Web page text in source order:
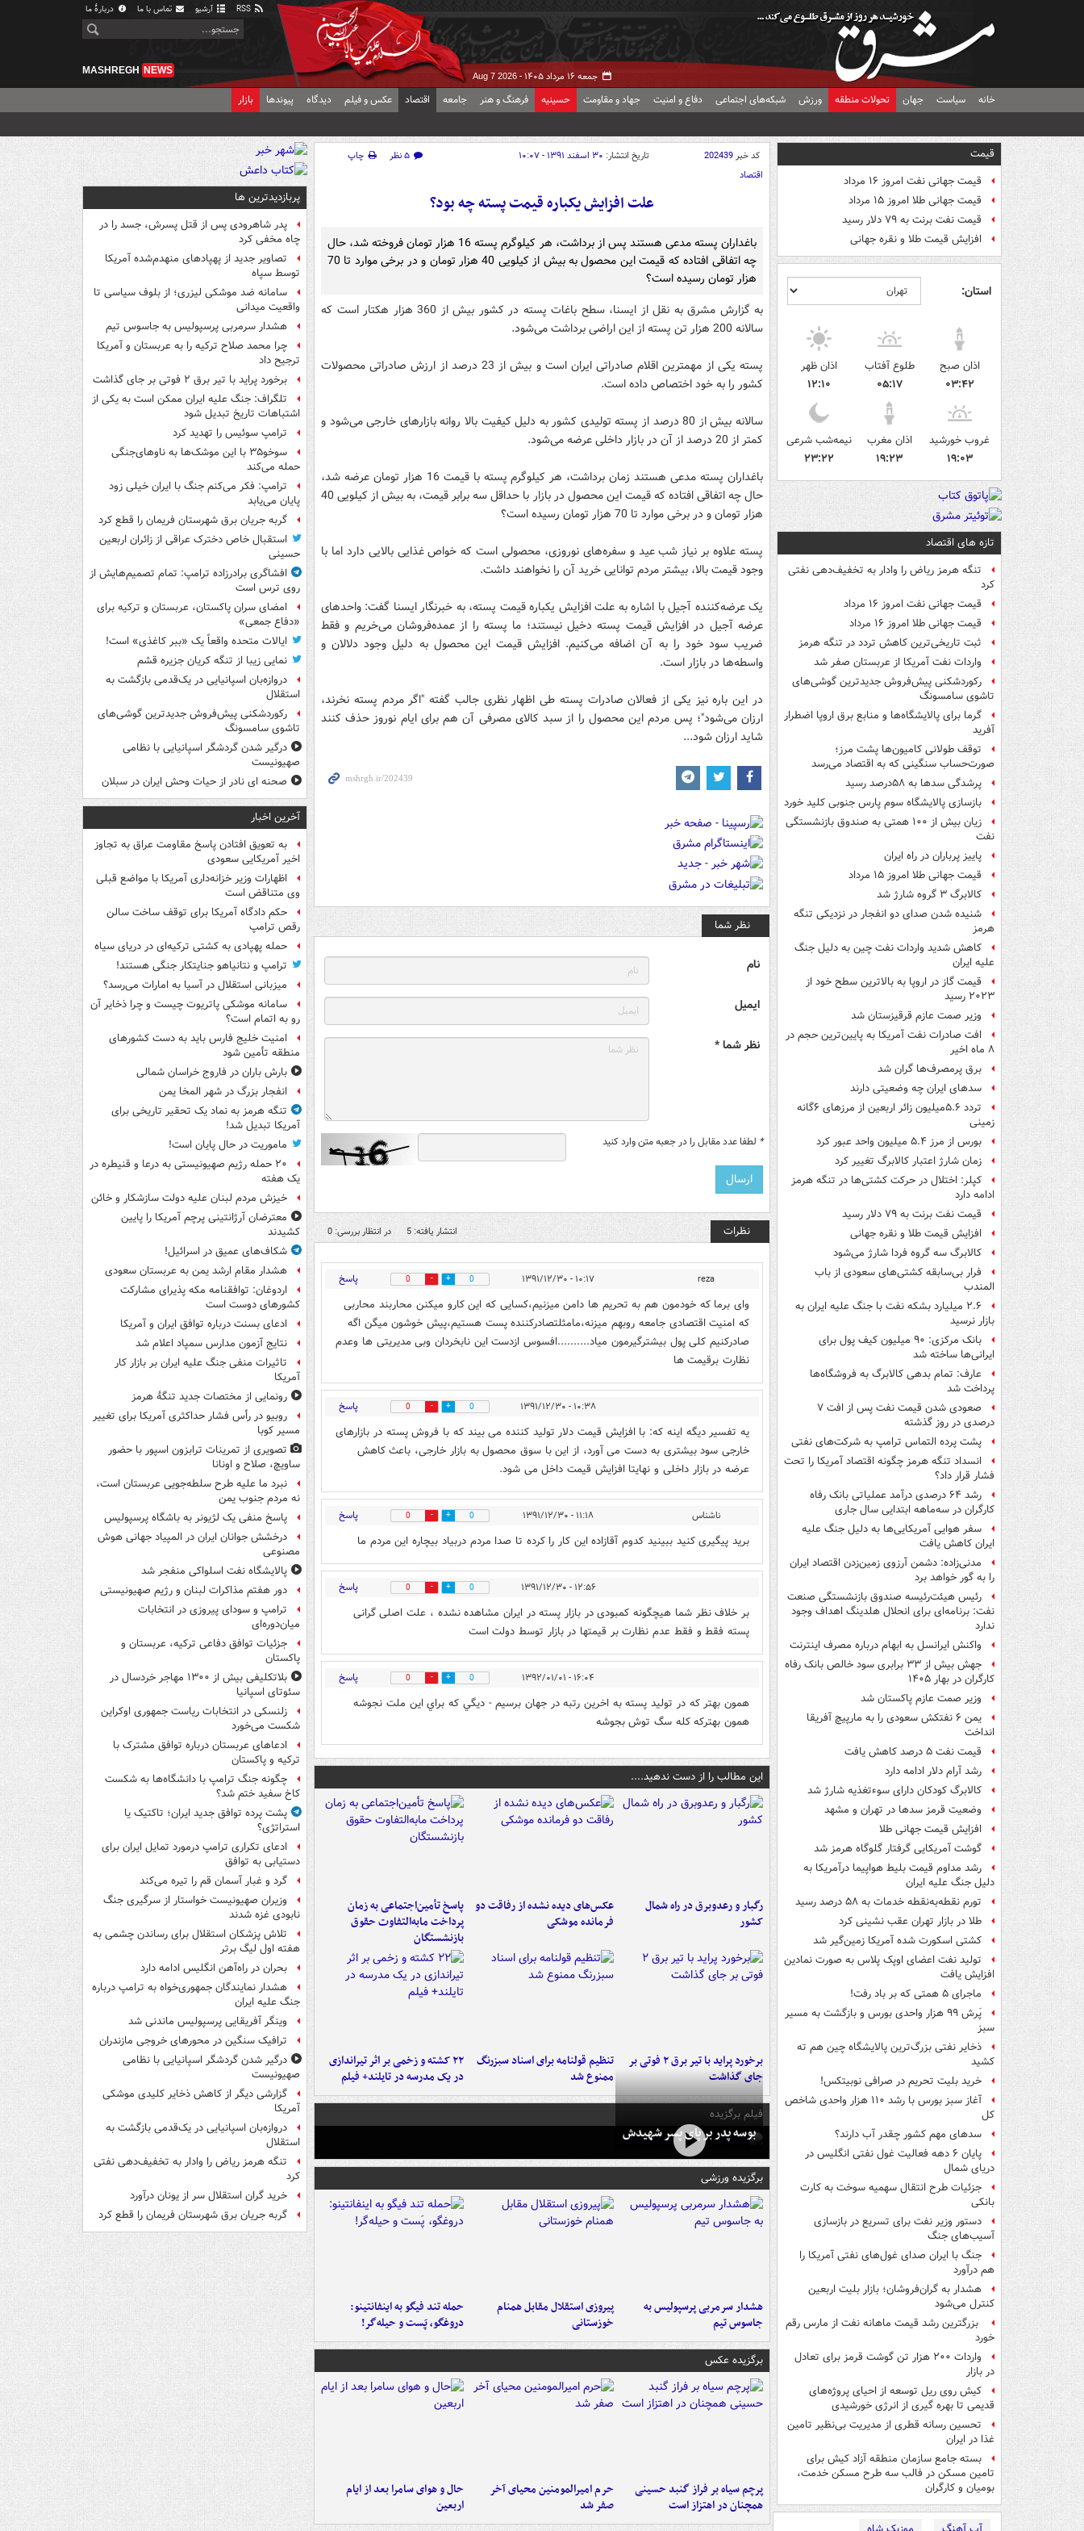
آرشیو تماس با ما دربارهٔ ما
جمعه ۱۶ مرداد ۱۴۰۵ - Aug 7 2026
MASHREGH NEWS
خانه سیاست جهان تحولات منطقه ورزش شبکه‌های اجتماعی دفاع و امنیت جهاد و مقاومت حسینیه فرهنگ و هنر جامعه اقتصاد عکس و فیلم دیدگاه پیوندها بازار
قیمت
قیمت جهانی نفت امروز ۱۶ مرداد
قیمت جهانی طلا امروز ۱۵ مرداد
قیمت نفت برنت به ۷۹ دلار رسید
افزایش قیمت طلا و نقره جهانی
استان:
اذان صبح
۰۳:۴۲
طلوع آفتاب
۰۵:۱۷
اذان ظهر
۱۲:۱۰
غروب خورشید
۱۹:۰۳
اذان مغرب
۱۹:۲۳
نیمه‌شب شرعی
۲۳:۲۲
تازه های اقتصاد
تنگه هرمز ریاض را وادار به تخفیف‌دهی نفتی
کرد
قیمت جهانی نفت امروز ۱۶ مرداد
قیمت جهانی طلا امروز ۱۶ مرداد
ثبت تاریخی‌ترین کاهش تردد در تنگه هرمز
واردات نفت آمریکا از عربستان صفر شد
رکوردشکنی پیش‌فروش جدیدترین گوشی‌های
تاشوی سامسونگ
گرما برای پالایشگاه‌ها و منابع برق اروپا اضطرار
آفرید
توقف طولانی کامیون‌ها پشت مرز؛
صورت‌حساب سنگینی که به اقتصاد می‌رسد
پرشدگی سدها به ۵۸درصد رسید
بازسازی پالایشگاه سوم پارس جنوبی کلید خورد
زیان بیش از ۱۰۰ همتی به صندوق‌ بازنشستگی
نفت
پاییز پرباران در راه ایران
قیمت جهانی طلا امروز ۱۵ مرداد
کالابرگ ۳ گروه شارژ شد
شنیده شدن صدای دو انفجار در نزدیکی تنگه
هرمز
کاهش شدید واردات نفت چین به دلیل جنگ
علیه ایران
قیمت گاز در اروپا به بالاترین سطح خود از
۲۰۲۳ رسید
وزیر صمت عازم قرقیزستان شد
افت صادرات نفت آمریکا به پایین‌ترین حجم در
۸ ماه اخیر
برق پرمصرف‌ها گران شد
سدهای ایران چه وضعیتی دارند
تردد ۵.۶میلیون زائر اربعین از مرزهای ۶گانه
زمینی
بورس از مرز ۵.۴ میلیون واحد عبور کرد
زمان شارژ اعتبار کالابرگ تغییر کرد
کپلر: اختلال در حرکت کشتی‌ها در تنگه هرمز
ادامه دارد
قیمت نفت برنت به ۷۹ دلار رسید
افزایش قیمت طلا و نقره جهانی
کالابرگ سه گروه فردا شارژ می‌شود
فرار بی‌سابقه کشتی‌های سعودی از باب
المندب
۲.۶ میلیارد بشکه نفت با جنگ علیه ایران به
بازار نرسید
بانک مرکزی: ۹۰ میلیون کیف پول برای
ایرانی‌ها ساخته شد
عارف: تمام بدهی کالابرگ به فروشگاه‌ها
پرداخت شد
صعودی شدن قیمت نفت پس از افت ۷
درصدی در روز گذشته
پشت پرده التماس ترامپ به شرکت‌های نفتی
انسداد تنگه هرمز چگونه اقتصاد آمریکا را تحت
فشار قرار داد؟
رشد ۶۴ درصدی درآمد عملیاتی بانک رفاه
کارگران در سه‌ماهه ابتدایی سال جاری
سفر هوایی آمریکایی‌ها به دلیل جنگ علیه
ایران کاهش یافت
مدنی‌زاده: دشمن آرزوی زمین‌زدن اقتصاد ایران
را به گور خواهد برد
رئیس هیئت‌رئیسه صندوق بازنشستگی صنعت
نفت: برنامه‌ای برای انحلال هلدینگ اهداف وجود
ندارد
واکنش ایرانسل به ابهام درباره مصرف اینترنت
جهش بیش از ۳۳ برابری سود خالص بانک رفاه
کارگران در بهار ۱۴۰۵
وزیر صمت عازم پاکستان شد
یمن ۶ نفتکش سعودی را به مارپیچ آفریقا
انداخت
قیمت نفت ۵ درصد کاهش یافت
رشد آرام دلار ادامه دارد
کالابرگ کودکان دارای سوءتغذیه شارژ شد
وضعیت قرمز سدها در تهران و مشهد
افزایش قیمت جهانی طلا
گوشت آمریکایی گرفتار گلوگاه هرمز شد
رشد مداوم قیمت بلیط هواپیما درآمریکا به
دلیل جنگ علیه ایران
تورم نقطه‌به‌نقطه خدمات به ۵۸ درصد رسید
طلا در بازار تهران عقب نشینی کرد
کشتی اسکورت شده آمریکا زمین‌گیر شد
تولید نفت اعضای اوپک پلاس به صورت نمادین
افزایش یافت
ماجرای ۵ همتی که بر باد رفت!
پَرش ۹۹ هزار واحدی بورس و بازگشت به مسیر
سبز
ذخایر نفتی بزرگ‌ترین پالایشگاه چین هم ته
کشید
خرید بلیت تحریم در صرافی نوبیتکس!
آغاز سبز بورس با رشد ۱۱۰ هزار واحدی شاخص
کل
سدهای مهم کشور چقدر آب دارند؟
پایان ۶ دهه فعالیت غول نفتی انگلیس در
دریای شمال
جزئیات طرح انتقال سهمیه سوخت به کارت
بانکی
دستور وزیر نفت برای تسریع در بازسازی
آسیب‌های جنگ
جنگ با ایران صدای غول‌های نفتی آمریکا را
هم درآورد
هشدار به گران‌فروشان؛ بازار بلیت اربعین
کنترل می‌شود
بزرگترین رشد قیمت ماهانه نفت از مارس رقم
خورد
واردات ۲۰۰ هزار تن گوشت قرمز برای تعادل
در بازار
کیش روی ریل توسعه از احیای پروژه‌های
قدیمی تا بهره گیری از انرژی خورشیدی
تحسین رسانه قطری از مدیریت بی‌نظیر تامین
غذا در ایران
بسته جامع سازمان منطقه آزاد کیش برای
تامین مسکن در فالب سه طرح مسکن خدمت،
بومیان و کارگران
کد خبر202439 تاریخ انتشار: ۳۰ اسفند ۱۳۹۱ - ۱۰:۰۷ ۵ نظر
چاپ
اقتصاد
علت افزایش یکباره قیمت پسته چه بود؟
باغداران پسته مدعی هستند پس از برداشت، هر کیلوگرم پسته 16 هزار تومان فروخته شد، حال
چه اتفاقی افتاده که قیمت این محصول به بیش از کیلویی 40 هزار تومان و در برخی موارد تا 70
هزار تومان رسیده است؟
به گزارش مشرق به نقل از ایسنا، سطح باغات پسته در کشور بیش از 360 هزار هکتار است که
سالانه 200 هزار تن پسته از این اراضی برداشت می‌شود.
پسته یکی از مهمترین اقلام صادراتی ایران است و بیش از 23 درصد از ارزش صادراتی محصولات
کشور را به‌ خود اختصاص داده است.
سالانه بیش از 80 درصد از پسته تولیدی کشور به دلیل کیفیت بالا روانه بازارهای خارجی می‌شود و
کمتر از 20 درصد از آن در بازار داخلی عرضه می‌شود.
باغداران پسته مدعی هستند زمان برداشت، هر کیلوگرم پسته با قیمت 16 هزار تومان عرضه شد،
حال چه اتفاقی افتاده که قیمت این محصول در بازار با حداقل سه برابر قیمت، به بیش از کیلویی 40
هزار تومان و در برخی موارد تا 70 هزار تومان رسیده است؟
پسته علاوه بر نیاز شب عید و سفره‌های نوروزی، محصولی است که خواص غذایی بالایی دارد اما با
وجود قیمت بالا، بیشتر مردم توانایی خرید آن را نخواهند داشت.
یک عرضه‌کننده آجیل با اشاره به علت افزایش یکباره قیمت پسته، به خبرنگار ایسنا گفت: واحدهای
عرضه آجیل در افزایش قیمت پسته دخیل نیستند؛ ما پسته را از عمده‌فروشان می‌خریم و فقط
ضریب سود خود را به آن اضافه می‌کنیم. افزایش قیمت این محصول به دلیل وجود دلالان و
واسطه‌ها در بازار است.
در این باره نیز یکی از فعالان صادرات پسته طی اظهار نظری جالب گفته "اگر مردم پسته نخرند،
ارزان می‌شود"؛ پس مردم این محصول را از سبد کالای مصرفی آن هم برای ایام نوروز حذف کنند
شاید ارزان شود...
نظر شما
نام
ایمیل
نظر شما *
* لطفا عدد مقابل را در جعبه متن وارد کنید
نظرات انتشار یافته: 5 در انتظار بررسی: 0
reza ۱۰:۱۷ - ۱۳۹۱/۱۲/۳۰ 0
0 پاسخ
وای برما که خودمون هم به تحریم ها دامن میزنیم،کسایی که این کارو میکنن محاربند محاربی
که امنیت اقتصادی جامعه روبهم میزنه،مامثلتصادرکننده پست هستیم،پیش خوشون میگن اگه
صادرکنیم کلی پول بیشترگیرمون میاد..........افسوس ازدست این نابخردان وبی مدیریتی ها وعدم
نظارت برقیمت ها
۱۰:۳۸ - ۱۳۹۱/۱۲/۳۰ 0
0 پاسخ
یه تفسیر دیگه اینه که: با افزایش قیمت دلار تولید کننده می بیند که با فروش پسته در بازارهای
خارجی سود بیشتری به دست می آورد، از این با سوق محصول به بازار خارجی، باعث کاهش
عرضه در بازار داخلی و نهایتا افزایش قیمت داخل می شود.
ناشناس ۱۱:۱۸ - ۱۳۹۱/۱۲/۳۰ 0
0 پاسخ
برید پیگیری کنید ببینید کدوم آقازاده این کار را کرده تا صدا مردم دربیاد بیچاره این مردم ما
۱۲:۵۶ - ۱۳۹۱/۱۲/۳۰ 0
0 پاسخ
بر خلاف نظر شما هیچگونه کمبودی در بازار پسته در ایران مشاهده نشده ، علت اصلی گرانی
پسته فقط و فقط عدم نظارت بر قیمتها در بازار توسط دولت است
۱۶:۰۴ - ۱۳۹۲/۰۱/۰۱ 0
0 پاسخ
همون بهتر كه در توليد پسته به اخرين رتبه در جهان برسيم - ديگي كه براي اين ملت نجوشه
همون بهتركه كله سگ توش بجوشه
این مطالب را از دست ندهید....
رگبار و رعدوبرق در راه شمال
کشور
عکس‌های دیده نشده از رفاقت دو
فرمانده‌ موشکی
پاسخ تأمین‌اجتماعی به زمان
پرداخت مابه‌التفاوت حقوق
بازنشستگان
برخورد پراید با تیر برق ۲ فوتی بر
جای گذاشت
تنظیم قولنامه برای اسناد سبزرنگ
ممنوع شد
۲۲ کشته و زخمی بر اثر تیراندازی
در یک مدرسه در تایلند+ فیلم
فیلم برگزیده
بوسه‌ پدر بر پای پسر شهیدش
برگزیده ورزشی
هشدار سرمربی پرسپولیس به
جاسوس تیم
پیروزی استقلال مقابل همنام
خوزستانی
حمله تند فیگو به اینفانتینو:
دروغگو، پَست‌ و حیله‌گر!
برگزیده عکس
پرچم سیاه بر فراز گنبد حسینی
همچنان در اهتزاز است
حرم امیرالمومنین محیای آخر
صفر شد
حال و هوای سامرا بعد از ایام
اربعین
پربازدیدترین ها
پدر شاهرودی پس از قتل پسرش، جسد را در
چاه مخفی کرد
تصاویر جدید از پهپادهای منهدم‌شده آمریکا
توسط سپاه
سامانه ضد موشکی لیزری؛ از بلوف سیاسی تا
واقعیت میدانی
هشدار سرمربی پرسپولیس به جاسوس تیم
چرا محمد صلاح ترکیه را به عربستان و آمریکا
ترجیح داد
برخورد پراید با تیر برق ۲ فوتی بر جای گذاشت
تلگراف: جنگ علیه ایران ممکن است به یکی از
اشتباهات تاریخ تبدیل شود
ترامپ سوئیس را تهدید کرد
سوخو۳۵ با این موشک‌ها به ناوهای‌جنگی
حمله می‌کند
ترامپ: فکر می‌کنم جنگ با ایران خیلی زود
پایان می‌یابد
گربه جریان برق شهرستان فریمان را قطع کرد
استقبال خاص دخترک عراقی از زائران اربعین
حسینی
افشاگری برادرزاده ترامپ: تمام تصمیم‌هایش از
روی ترس است
امضای سران پاکستان، عربستان و ترکیه برای
«دفاع جمعی»
ایالات متحده واقعاً یک «ببر کاغذی» است!
نمایی زیبا از تنگه کریان جزیره قشم
دروازه‌بان اسپانیایی در یک‌قدمی بازگشت به
استقلال
رکوردشکنی پیش‌فروش جدیدترین گوشی‌های
تاشوی سامسونگ
درگیر شدن گردشگر اسپانیایی با نظامی
صهیونیست
صحنه ای نادر از حیات وحش ایران در سبلان
آخرین اخبار
به تعویق افتادن پاسخ مقاومت عراق به تجاوز
اخیر آمریکایی سعودی
اظهارات وزیر خزانه‌داری آمریکا با مواضع قبلی
وی متناقض است
حکم دادگاه آمریکا برای توقف ساخت سالن
رقص ترامپ
حمله پهپادی به کشتی ترکیه‌ای در دریای سیاه
ترامپ و نتانیاهو جنایتکار جنگی هستند!
میزبانی استقلال در آسیا به امارات می‌رسد؟
سامانه موشکی پاتریوت چیست و چرا ذخایر آن
رو به اتمام است؟
امنیت خلیج فارس باید به دست کشورهای
منطقه تأمین شود
بارش باران در فاروج خراسان شمالی
انفجار بزرگ در شهر المخا یمن
تنگه هرمز به نماد یک تحقیر تاریخی برای
آمریکا تبدیل شد!
ماموریت در حال پایان است!
۲۰ حمله رژیم صهیونیستی به درعا و قنیطره در
یک هفته
خیزش مردم لبنان علیه دولت سازشکار و خائن
معترضان آرژانتینی پرچم آمریکا را پایین
کشیدند
شکاف‌های عمیق در اسرائیل!
هشدار مقام ارشد یمن به عربستان سعودی
اردوغان: توافقنامه مکه پذیرای مشارکت
کشورهای دوست است
ادعای بسنت درباره توافق ایران و آمریکا
نتایج آزمون مدارس سمپاد اعلام شد
تاثیرات منفی جنگ علیه ایران بر بازار کار
آمریکا
رونمایی از مختصات جدید تنگۀ هرمز
روبیو در رأس فشار حداکثری آمریکا برای تغییر
مسیر کوبا
تصویری از تمرینات ترابزون اسپور با حضور
ساویچ، صلاح و اونانا
نبرد ما علیه طرح سلطه‌جویی عربستان است،
نه مردم جنوب یمن
پاسخ منفی یک لژیونر به باشگاه پرسپولیس
درخشش جوانان ایران در المپیاد جهانی هوش
مصنوعی
پالایشگاه نفت اسلواکی منفجر شد
دور هفتم مذاکرات لبنان و رژیم صهیونیستی
ترامپ و سودای پیروزی در انتخابات
میان‌دوره‌ای
جزئیات توافق دفاعی ترکیه، عربستان و
پاکستان
بلاتکلیفی بیش از ۱۳۰۰ مهاجر خردسال در
سئوتای اسپانیا
زلنسکی در انتخابات ریاست جمهوری اوکراین
شکست می‌خورد
ادعاهای عربستان درباره توافق مشترک با
ترکیه و پاکستان
چگونه جنگ ترامپ با دانشگاه‌ها به شکست
کاخ سفید ختم شد؟
پشت پرده توافق جدید ایران؛ تاکتیک یا
استراتژی؟
ادعای تکراری ترامپ درمورد تمایل ایران برای
دستیابی به توافق
گرد و غبار آسمان قم را تیره می‌کند
وزیران صهیونیست خواستار از سرگیری جنگ
نابودی غزه شدند
تلاش پزشکان استقلال برای رساندن چشمی به
هفته اول لیگ برتر
بحران در راه‌آهن انگلیس ادامه دارد
هشدار نمایندگان جمهوری‌خواه به ترامپ درباره
جنگ علیه ایران
وینگر آفریقایی پرسپولیس ماندنی شد
ترافیک سنگین در محورهای خروجی مازندران
درگیر شدن گردشگر اسپانیایی با نظامی
صهیونیست
گزارشی دیگر از کاهش ذخایر کلیدی موشکی
آمریکا
دروازه‌بان اسپانیایی در یک‌قدمی بازگشت به
استقلال
تنگه هرمز ریاض را وادار به تخفیف‌دهی نفتی
کرد
خرید گران استقلال سر از یونان درآورد
گربه جریان برق شهرستان فریمان را قطع کرد